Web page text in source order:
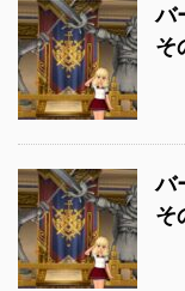
バ
そ
バ
そ